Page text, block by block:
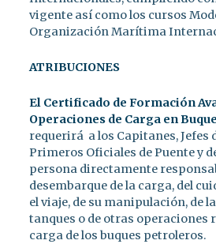
vigente así como los cursos
Organización Marítima
ATRIBUCIONES
El Certificado de Formación
Operaciones de Carga en
requerirá a los Capitanes, Jefes
Primeros Oficiales de Puente y
persona directamente
desembarque de la carga, del
el viaje, de su manipulación, de
tanques o de otras operaciones
carga de los buques petroleros.